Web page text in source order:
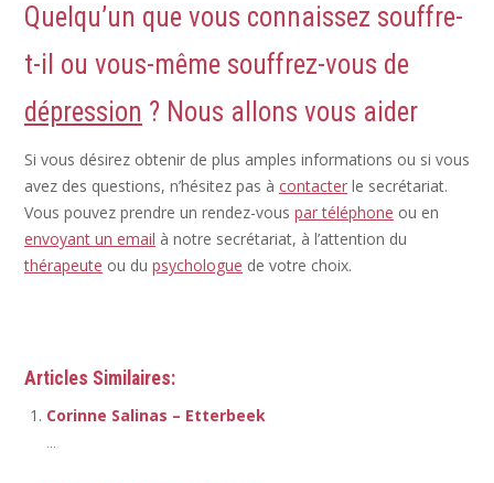
Quelqu’un que vous connaissez souffre-
t-il ou vous-même souffrez-vous de
dépression ? Nous allons vous aider
Si vous désirez obtenir de plus amples informations ou si vous
avez des questions, n’hésitez pas à contacter le secrétariat.
Vous pouvez prendre un rendez-vous par téléphone ou en
envoyant un email à notre secrétariat, à l’attention du
thérapeute ou du psychologue de votre choix.
Articles Similaires:
Corinne Salinas – Etterbeek
...